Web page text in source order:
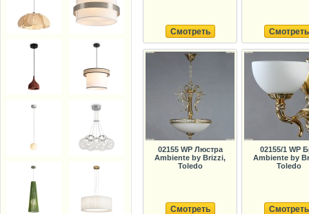
Смотреть Смотреть
02155 WP Люстра
Ambiente by Brizzi,
Toledo
Смотреть
02155/1 WP
Ambiente by
Toledo
Смотреть